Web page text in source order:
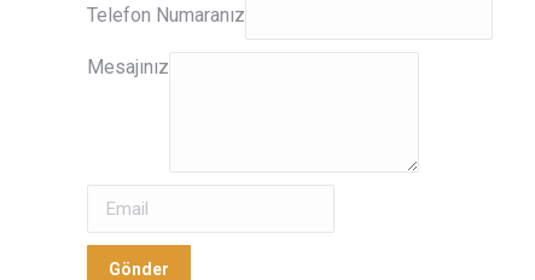
Adresiniz
Telefon Numaranız
Mesajınız
Gönder
Gönder